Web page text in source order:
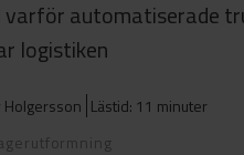
varför automatiserade
logistiken
Holgersson Lästid: 11 minuter